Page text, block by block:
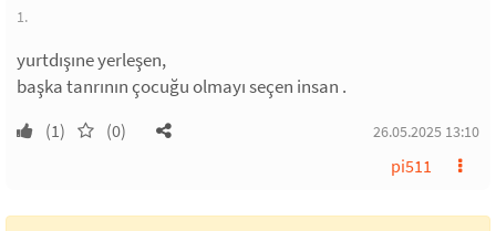
1.
yurtdışıne yerleşen,
başka tanrının çocuğu olmayı seçen insan .
(1) (0) 26.05.2025 13:10
pi511